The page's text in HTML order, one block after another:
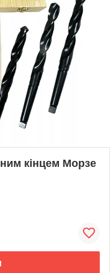
кінцем Морзе